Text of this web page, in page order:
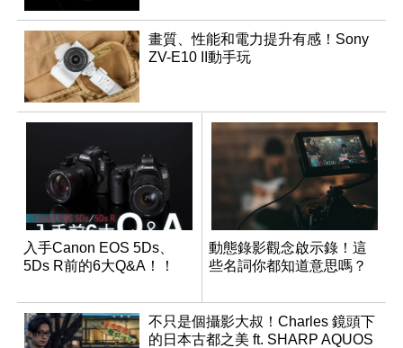
畫質、性能和電力提升有感！Sony
ZV-E10 II動手玩
入手Canon EOS 5Ds、
5Ds R前的6大Q&A！！
動態錄影觀念啟示錄！這
些名詞你都知道意思嗎？
不只是個攝影大叔！Charles 鏡頭下
的日本古都之美 ft. SHARP AQUOS